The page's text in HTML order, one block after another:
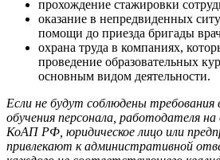
прохождение стажировки
оказание в непредвиденных
помощи до приезда бригады
охрана труда в компаниях,
проведение образовательных
основным видом деятельности.
Если не будут соблюдены требования
обучения персонала, работодателя
КоАП РФ, юридическое лицо или
привлекают к административной